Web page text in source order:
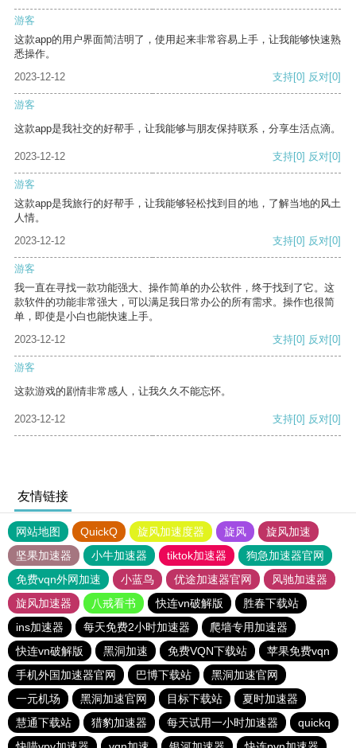
游客
这款app的用户界面简洁明了，使用起来非常容易上手，让我能够快速熟
悉操作。
2023-12-12
支持[0] 反对[0]
游客
这款app是我社交的好帮手，让我能够与朋友保持联系，分享生活点滴。
2023-12-12 支持[0] 反对[0]
游客
这款app是我旅行的好帮手，让我能够轻松找到目的地，了解当地的风土
人情。
2023-12-12
支持[0] 反对[0]
游客
我一直在寻找一款功能强大、操作简单的办公软件，终于找到了它。这
款软件的功能非常强大，可以满足我日常办公的所有需求。操作也很简
单，即使是小白也能快速上手。
2023-12-12
支持[0] 反对[0]
游客
这款游戏的剧情非常感人，让我久久不能忘怀。
2023-12-12 支持[0] 反对[0]
友情链接
网站地图 QuickQ 旋风加速度器 旋风
旋风加速
坚果加速器
小牛加速器 tiktok加速器
狗急加速器官网
免费vqn外网加速
小蓝鸟 优途加速器官网
风驰加速器
旋风加速器
八戒看书 快连vn破解版
胜春下载站
ins加速器
每天免费2小时加速器
爬墙专用加速器
快连vn破解版
黑洞加速 免费VQN下载站
苹果免费vqn
手机外国加速器官网
巴博下载站
黑洞加速官网
一元机场
黑洞加速官网 目标下载站
夏时加速器
慧通下载站
猎豹加速器 每天试用一小时加速器
quickq